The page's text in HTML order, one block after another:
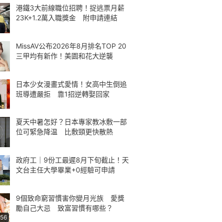
港鐵3大前線職位招聘！捉逃票月薪
23K+1.2萬入職獎金 附申請連結
MissAV公布2026年8月排名TOP 20
三甲均有新作！美園和花大逆襲
日本少女漫畫式愛情！女高中生倒追
班導遭嚴拒 靠1招逆轉娶回家
夏天中暑怎好？日本專家教冰敷一部
位可緊急降温 比敷頸更快散熱
政府工｜9份工最遲8月下旬截止！天
文台主任大學畢業+0經驗可申請
9個致命窮習慣害你變月光族 愛獎
勵自己大忌 致富習慣有哪些？